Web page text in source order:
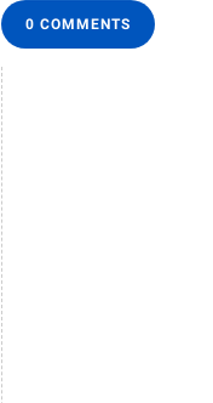
0 COMMENTS